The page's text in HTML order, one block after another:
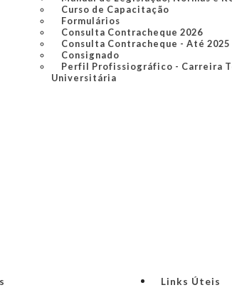
Curso de Capacitação
Formulários
Consulta Contracheque 2026
Consulta Contracheque - Até 2025
Consignado
Perfil Profissiográfico - Carreira
Universitária
Links Úteis